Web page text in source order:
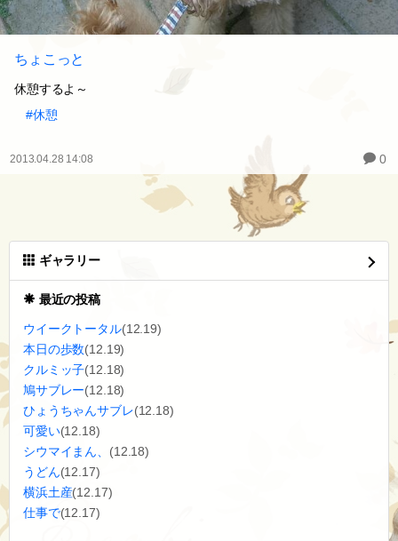
ちょこっと
休憩するよ～
#休憩
2013.04.28 14:08 0
ギャラリー
最近の投稿
ウイークトータル(12.19)
本日の歩数(12.19)
クルミッ子(12.18)
鳩サブレー(12.18)
ひょうちゃんサブレ(12.18)
可愛い(12.18)
シウマイまん、 (12.18)
うどん(12.17)
横浜土産(12.17)
仕事で(12.17)